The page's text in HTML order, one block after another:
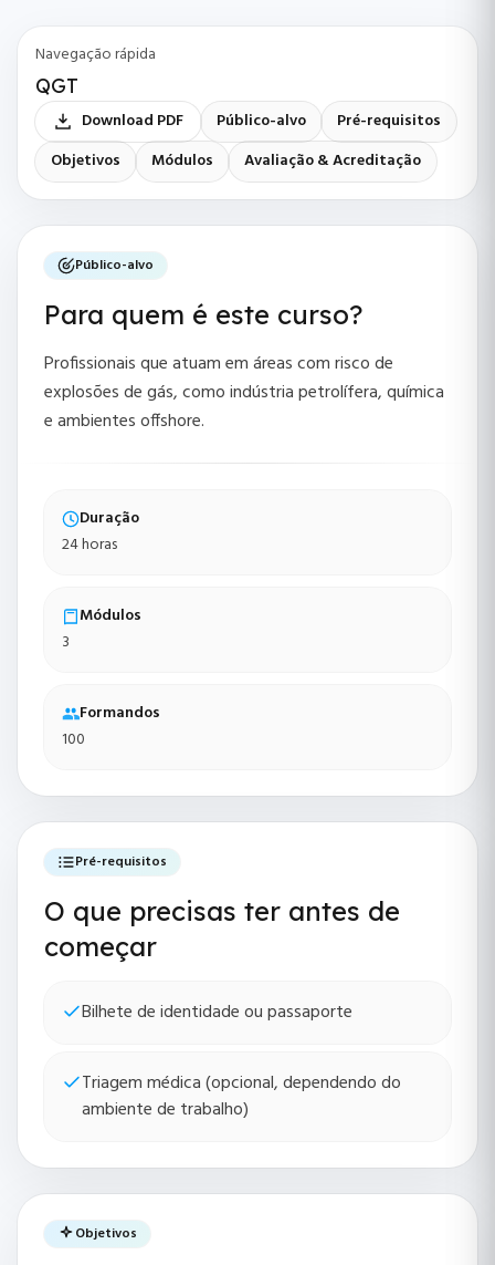
Navegação rápida
QGT
Download PDF
Público-alvo
Pré-requisitos
Objetivos
Módulos Avaliação & Acreditação
Público-alvo
Para quem é este curso?
Profissionais que atuam em áreas com risco de
explosões de gás, como indústria petrolífera, química
e ambientes offshore.
Duração
24 horas
Módulos
3
Formandos
100
Pré-requisitos
O que precisas ter antes de
começar
Bilhete de identidade ou passaporte
Triagem médica (opcional, dependendo do
ambiente de trabalho)
Objetivos